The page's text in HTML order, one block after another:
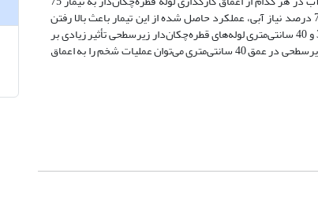
درصد نیاز آبی اختصاص یافت. به نظر می‌رسد علی‌رغم مصرف کمتر حجم آب در تیمار 75 درصد نیاز آبی، عملکرد حاصل شده از این تیمار باعث بالا رفتن
بهره‌وری آب نسبت به تیمار 100 درصد نیاز آبی گشته است. با توجه به این‌که عمق‌های 30 و 40 سانتی‌متری لوله‌های قطره‌چکان‌دار زیر‌سطحی تأثیر زیادی بر
صفات مورد مطالعه نداشتند، اما با در نظر گرفتن این نکته که با قرار دادن قطره‌چکان‌دار زیر‌سطحی در عمق 40 سانتی‌متری می‌توان عملیات شخم را به اعماق